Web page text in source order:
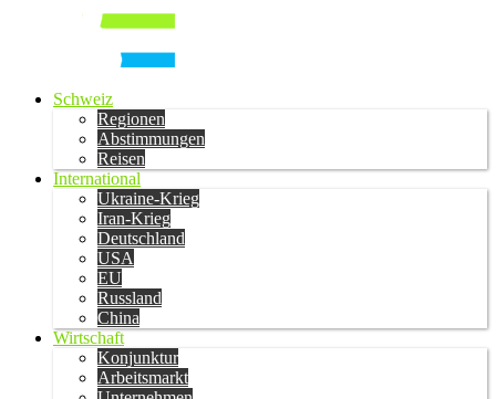
Schweiz
Regionen
Abstimmungen
Reisen
International
Ukraine-Krieg
Iran-Krieg
Deutschland
USA
EU
Russland
China
Wirtschaft
Konjunktur
Arbeitsmarkt